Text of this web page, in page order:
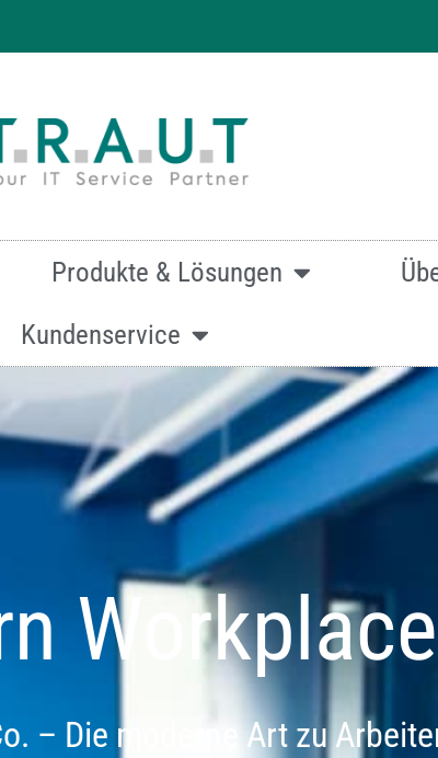
Produkte & Lösungen
Kundenservice
Workplace
– Die moderne Art zu
& hochwertigen
imageRunner ADVANCE DX C3926i einfach
hier
Sie uns über dieses Formular: Kontakt.